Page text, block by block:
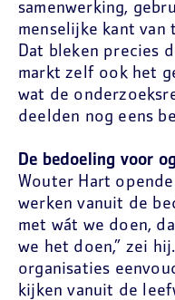
samenwerking,
menselijke kant van
Dat bleken precies
markt zelf ook het
wat de
deelden nog eens
De bedoeling voor
Wouter Hart
werken vanuit de
met wát we doen,
we het doen,” zei
organisaties
kijken vanuit de